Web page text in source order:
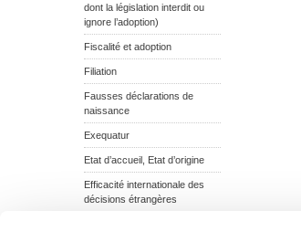
dont la législation interdit ou
ignore l’adoption)
Fiscalité et adoption
Filiation
Fausses déclarations de
naissance
Exequatur
Etat d’accueil, Etat d’origine
Efficacité internationale des
décisions étrangères